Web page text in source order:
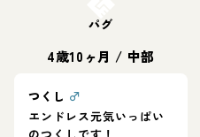
パグ
4歳10ヶ月 / 中部
つくし ♂
エンドレス元気いっぱい